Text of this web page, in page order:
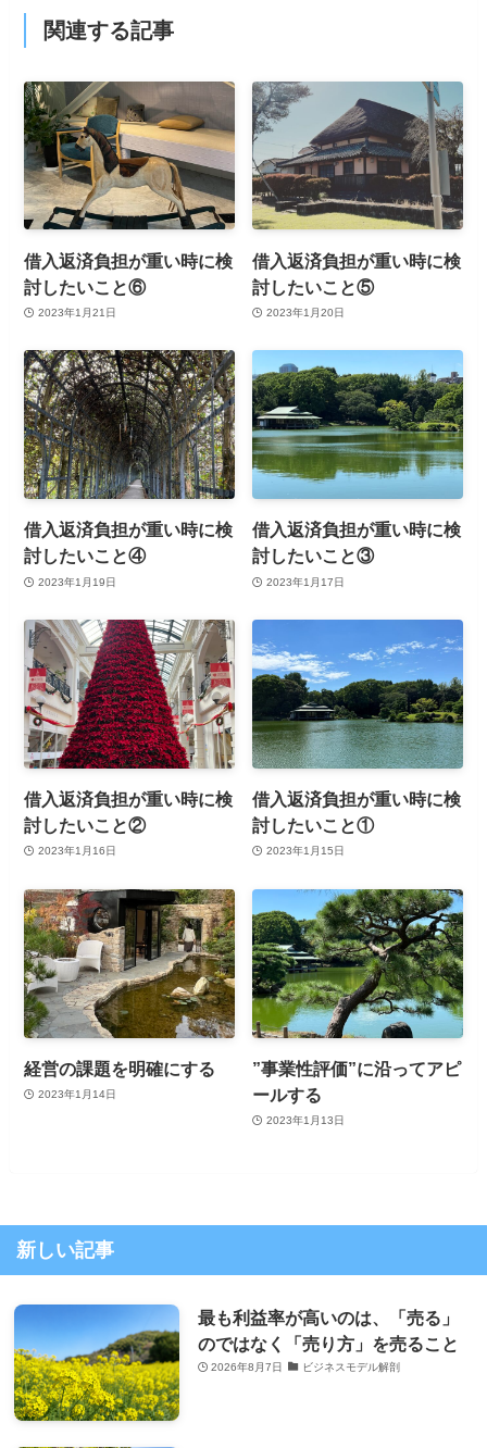
関連する記事
借入返済負担が重い時に検
討したいこと⑥
2023年1月21日
借入返済負担が重い時に検
討したいこと⑤
2023年1月20日
借入返済負担が重い時に検
討したいこと④
2023年1月19日
借入返済負担が重い時に検
討したいこと③
2023年1月17日
借入返済負担が重い時に検
討したいこと②
2023年1月16日
借入返済負担が重い時に検
討したいこと①
2023年1月15日
経営の課題を明確にする
2023年1月14日
”事業性評価”に沿ってアピ
ールする
2023年1月13日
新しい記事
最も利益率が高いのは、「売る」
のではなく「売り方」を売ること
2026年8月7日 ビジネスモデル解剖